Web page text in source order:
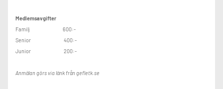
Medlemsavgifter
Familj 600:-
Senior 400:-
Junior 200:-
Anmälan görs via länk från gefletk.se